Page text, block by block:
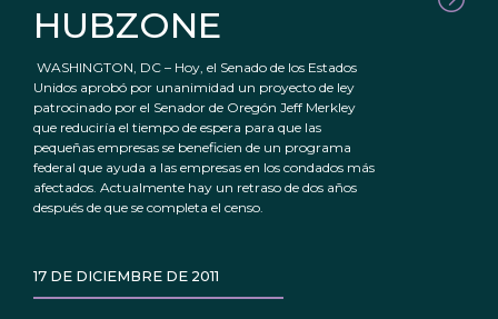
HUBZONE
WASHINGTON, DC – Hoy, el Senado de los Estados
Unidos aprobó por unanimidad un proyecto de ley
patrocinado por el Senador de Oregón Jeff Merkley
que reduciría el tiempo de espera para que las
pequeñas empresas se beneficien de un programa
federal que ayuda a las empresas en los condados más
afectados. Actualmente hay un retraso de dos años
después de que se completa el censo.
17 DE DICIEMBRE DE 2011